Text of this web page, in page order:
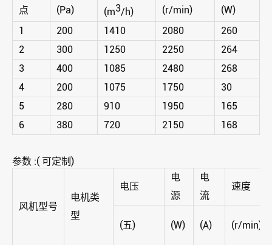
点
(Pa)
(m3/h)
(r/min)
(W)
1
200 1410 2080
260
2
300 1250 2250
264
3
400 1085 2480
268
4
200 1075 1750
30
5
280 910 1950
165
6
380 720 2150 168
参数 :( 可定制)
风机型号
电机类
型
电压
电
源
电
流
速度
(五) (W) (A) (r/min)